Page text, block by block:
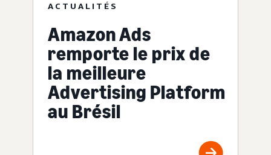
ACTUALITÉS
Amazon Ads
remporte le prix de
la meilleure
Advertising Platform
au Brésil